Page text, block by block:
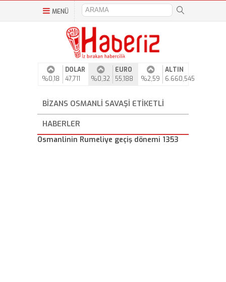
MENÜ
%0,18
DOLAR
47,711
%0,32
EURO
55,188
%2,59
ALTIN
6.660,545
BIZANS OSMANLI SAVAŞI ETIKETLI
HABERLER
Osmanlinin Rumeliye geçiş dönemi 1353